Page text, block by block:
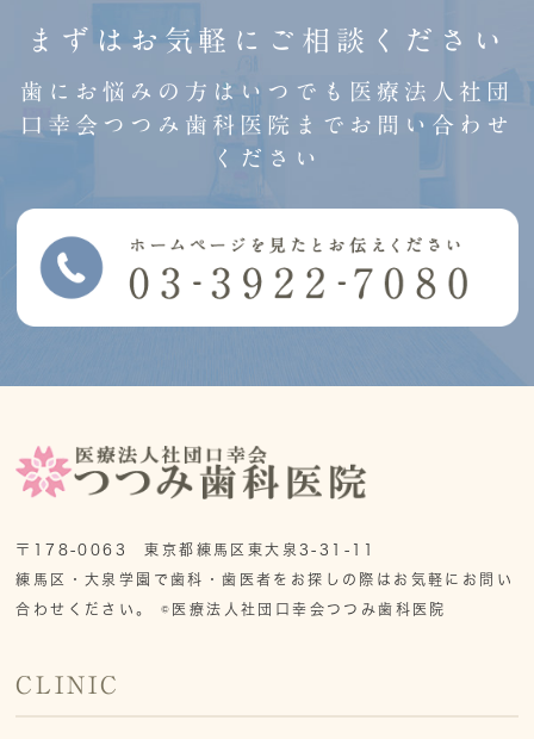
まずはお気軽にご相談ください
歯にお悩みの方はいつでも医療法人社団
口幸会つつみ歯科医院までお問い合わせ
ください
〒178-0063 東京都練馬区東大泉3-31-11
練馬区・大泉学園で歯科・歯医者をお探しの際はお気軽にお問い
合わせください。 ©医療法人社団口幸会つつみ歯科医院
CLINIC